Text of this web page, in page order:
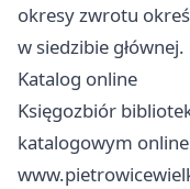
okresy zwrotu
w siedzibie głównej.
Katalog online
Księgozbiór
katalogowym